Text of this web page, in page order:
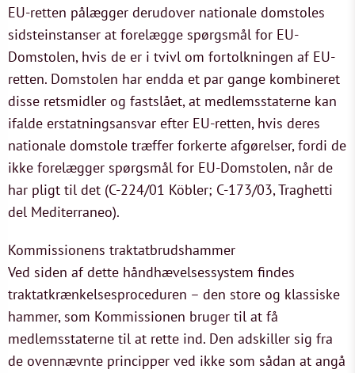
EU-retten pålægger derudover nationale domstoles
sidsteinstanser at forelægge spørgsmål for EU-
Domstolen, hvis de er i tvivl om fortolkningen af EU-
retten. Domstolen har endda et par gange kombineret
disse retsmidler og fastslået, at medlemsstaterne kan
ifalde erstatningsansvar efter EU-retten, hvis deres
nationale domstole træffer forkerte afgørelser, fordi de
ikke forelægger spørgsmål for EU-Domstolen, når de
har pligt til det (C-224/01 Köbler; C-173/03, Traghetti
del Mediterraneo).
Kommissionens traktatbrudshammer
Ved siden af dette håndhævelsessystem findes
traktatkrænkelsesproceduren – den store og klassiske
hammer, som Kommissionen bruger til at få
medlemsstaterne til at rette ind. Den adskiller sig fra
de ovennævnte principper ved ikke som sådan at angå